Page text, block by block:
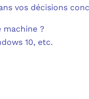
vos décisions
?
10, etc.